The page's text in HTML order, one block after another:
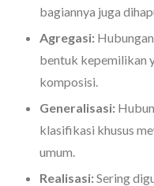
bagiannya juga
Agregasi:
bentuk kepemilikan
komposisi.
Generalisasi:
klasifikasi khusus
umum.
Realisasi:Sering